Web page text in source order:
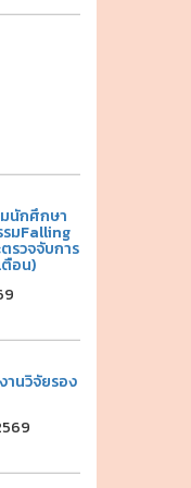
นักศึกษา
มFalling
รวจจับการ
อน)
านวิจัยรอง